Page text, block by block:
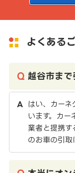
よくある
越谷市まで
はい、カーネ
います。カー
業者と提携す
のお車の引取